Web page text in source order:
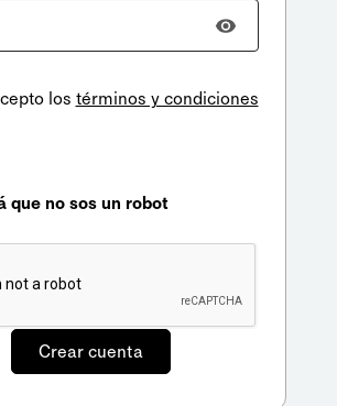
los términos y condiciones
que no sos un robot